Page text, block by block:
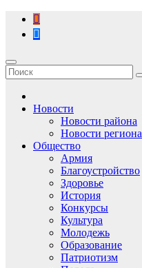
Перейти
содержимому
Новости
Новости района
Новости региона
Общество
Армия
Благоустройство
Здоровье
История
Конкурсы
Культура
Молодежь
Образование
Патриотизм